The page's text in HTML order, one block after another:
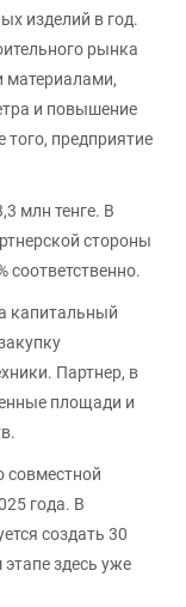
изделий в год.
рынка
материалами,
и повышение
предприятие
млн тенге. В
стороны
соответственно.
капитальный
Партнер, в
площади и
совместной
года. В
создать 30
здесь уже